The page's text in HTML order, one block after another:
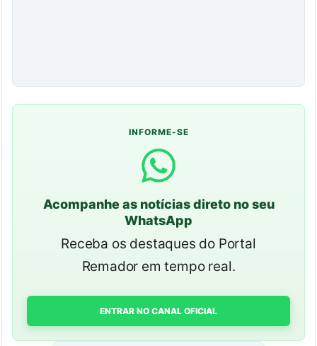
INFORME-SE
Acompanhe as notícias direto no seu
WhatsApp
Receba os destaques do Portal
Remador em tempo real.
ENTRAR NO CANAL OFICIAL